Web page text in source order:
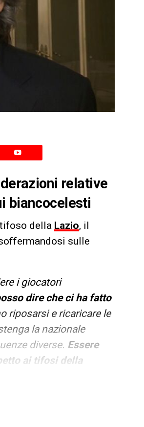
relative
biancocelesti
della Lazio, il
sulle
i giocatori
dire che ci ha fatto
riposarsi e ricaricare le
la nazionale
diverse. Essere
ai tifosi della